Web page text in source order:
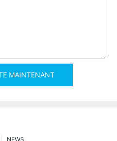
MAINTENANT
NEWS